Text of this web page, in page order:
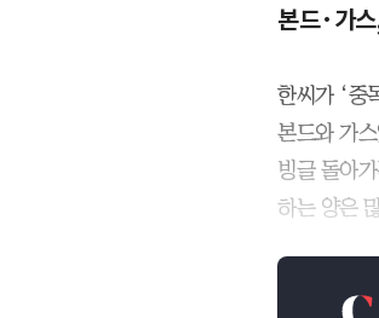
본드·가
한씨가 ‘중
본드와 가
빙글 돌아
하는 양은